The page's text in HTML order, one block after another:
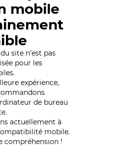
mobile
site n’est pas
pour les
expérience,
de bureau
actuellement à
mobile.
compréhension !